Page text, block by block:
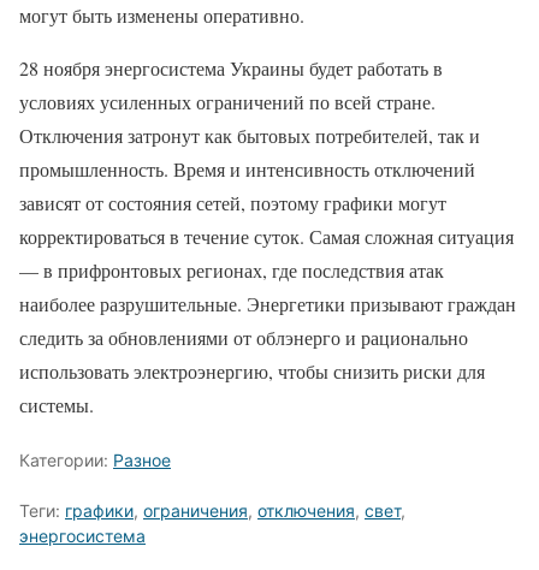
могут быть изменены оперативно.
28 ноября энергосистема Украины будет работать в
условиях усиленных ограничений по всей стране.
Отключения затронут как бытовых потребителей, так и
промышленность. Время и интенсивность отключений
зависят от состояния сетей, поэтому графики могут
корректироваться в течение суток. Самая сложная ситуация
— в прифронтовых регионах, где последствия атак
наиболее разрушительные. Энергетики призывают граждан
следить за обновлениями от облэнерго и рационально
использовать электроэнергию, чтобы снизить риски для
системы.
Категории: Разное
Теги: графики, ограничения, отключения, свет,
энергосистема